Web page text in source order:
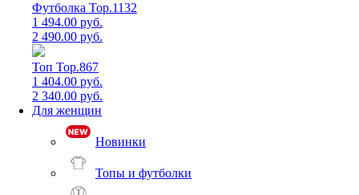
Футболка Top.1132
1 494.00 руб.
2 490.00 руб.
Топ Top.867
1 404.00 руб.
2 340.00 руб.
Для женщин
Новинки
Топы и футболки